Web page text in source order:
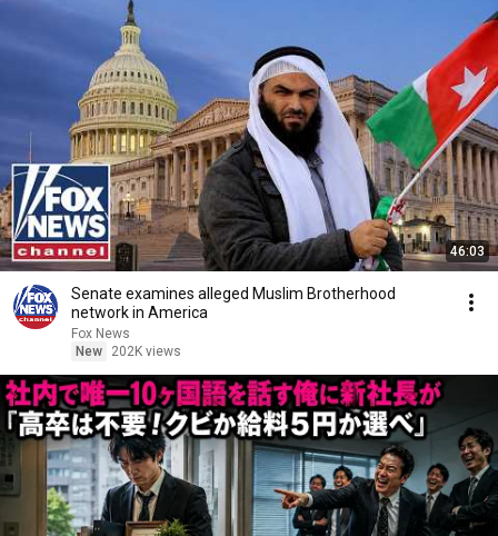
46:03
Senate examines alleged Muslim Brotherhood
network in America
Fox News
New
202K views